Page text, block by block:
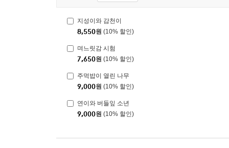
지성이와 감천이
8,550원 (10% 할인)
며느릿감 시험
7,650원 (10% 할인)
주먹밥이 열린 나무
9,000원 (10% 할인)
연이와 버들잎 소년
9,000원 (10% 할인)